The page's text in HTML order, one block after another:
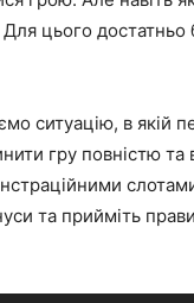
Для цього
ситуацію, в
гру повністю
та прийміть